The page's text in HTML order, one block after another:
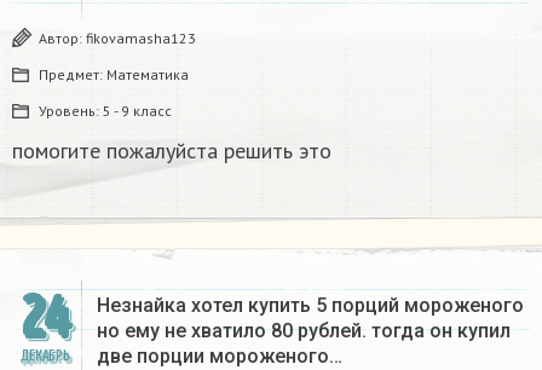
Автор: fikovamasha123
Предмет: Математика
Уровень: 5 - 9 класс
помогите пожалуйста решить это
24
ДЕКАБРЬ
Незнайка хотел купить 5 порций мороженого
но ему не хватило 80 рублей. тогда он купил
две порции мороженого…